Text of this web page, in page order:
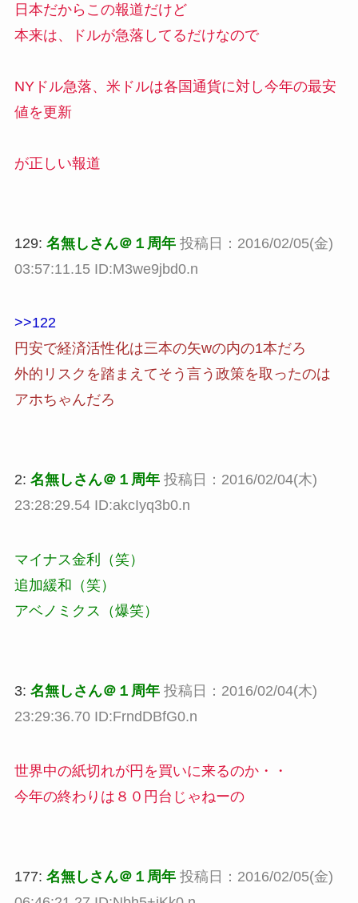
日本だからこの報道だけど
本来は、ドルが急落してるだけなので
NYドル急落、米ドルは各国通貨に対し今年の最安
値を更新
が正しい報道
129: 名無しさん＠１周年 投稿日：2016/02/05(金)
03:57:11.15 ID:M3we9jbd0.n
>>122
円安で経済活性化は三本の矢wの内の1本だろ
外的リスクを踏まえてそう言う政策を取ったのは
アホちゃんだろ
2: 名無しさん＠１周年 投稿日：2016/02/04(木)
23:28:29.54 ID:akcIyq3b0.n
マイナス金利（笑）
追加緩和（笑）
アベノミクス（爆笑）
3: 名無しさん＠１周年 投稿日：2016/02/04(木)
23:29:36.70 ID:FrndDBfG0.n
世界中の紙切れが円を買いに来るのか・・
今年の終わりは８０円台じゃねーの
177: 名無しさん＠１周年 投稿日：2016/02/05(金)